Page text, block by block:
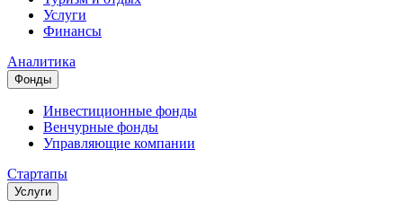
Услуги
Финансы
Аналитика
Фонды
Инвестиционные фонды
Венчурные фонды
Управляющие компании
Стартапы
Услуги